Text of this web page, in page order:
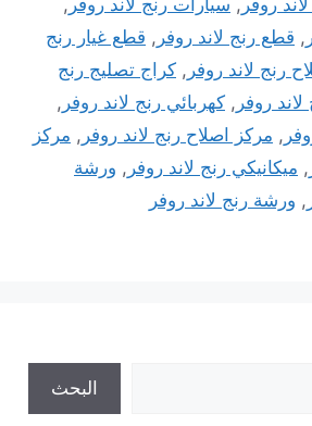
, قطع رنج لاند روفر , قطع غيار رنج
رنج لاند روفر , كراج تصليج رنج
روفر , كهربائي رنج لاند روفر ,
, مركز اصلاح رنج لاند روفر , مركز
, ميكانيكي رنج لاند روفر , ورشة
, ورشة رنج لاند روفر
البحث